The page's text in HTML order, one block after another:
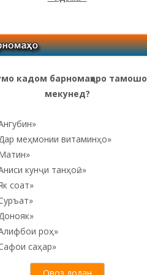
кадом барномаҳоро тамошо
мекунед?
меҳмонии витаминҳо»
кунҷи танҳоӣ...»
соат»
роҳ»
саҳар»